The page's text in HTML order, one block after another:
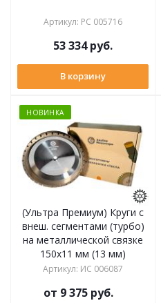
Артикул: РС 005716
53 334руб.
В корзину
НОВИНКА
(Ультра Премиум) Круги с
внеш. сегментами (турбо)
на металлической связке
150х11 мм (13 мм)
Артикул: ИС 006087
от 9 375 руб.